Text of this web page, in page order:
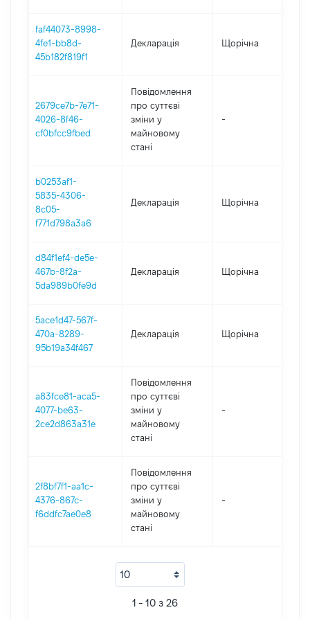
faf44073-8998-
4fe1-bb8d-
45b182f819f1
Декларація Щорічна
2679ce7b-7e71-
4026-8f46-
cf0bfcc9fbed
Повідомлення
про суттєві
зміни y
майновому
стані
-
b0253af1-
5835-4306-
8c05-
f771d798a3a6
Декларація Щорічна
d84f1ef4-de5e-
467b-8f2a-
5da989b0fe9d
Декларація Щорічна
5ace1d47-567f-
470a-8289-
95b19a34f467
Декларація Щорічна
a83fce81-aca5-
4077-be63-
2ce2d863a31e
Повідомлення
про суттєві
зміни y
майновому
стані
-
2f8bf7f1-aa1c-
4376-867c-
f6ddfc7ae0e8
Повідомлення
про суттєві
зміни y
майновому
стані
-
1 - 10 з 26